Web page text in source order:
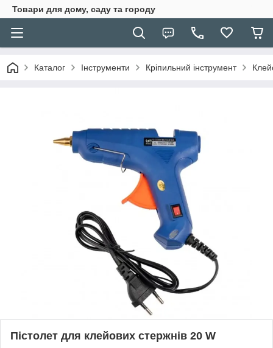
Товари для дому, саду та городу
Каталог Інструменти Кріпильний інструмент
Пістолет для клейових стержнів 20 W